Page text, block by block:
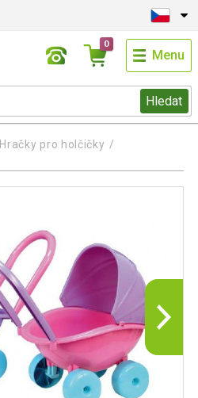
Hledat
0
Menu
Hračky pro holčičky